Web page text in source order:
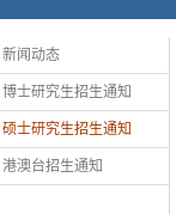
新闻动态
博士研究生招生通知
硕士研究生招生通知
港澳台招生通知